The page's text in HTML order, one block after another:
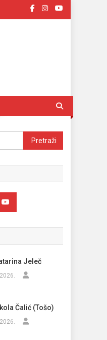
Pretraži:
Jeleč
Čalić (Tošo)